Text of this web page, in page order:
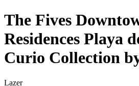
The Fives
Residences Playa
Curio Collection
Lazer